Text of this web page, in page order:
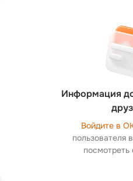
Информация
Войдите в
пользователя
посмотреть